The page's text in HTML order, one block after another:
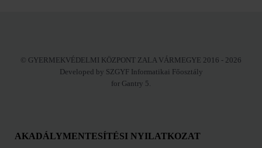
© GYERMEKVÉDELMI KÖZPONT ZALA VÁRMEGYE 2016 - 2026
Developed by SZGYF Informatikai Főosztály
for Gantry 5.
AKADÁLYMENTESÍTÉSI NYILATKOZAT